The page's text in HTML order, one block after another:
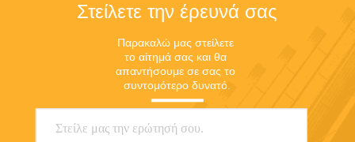
Στείλετε την έρευνά σας
Παρακαλώ μας στείλετε
το αίτημά σας και θα
απαντήσουμε σε σας το
συντομότερο δυνατό.